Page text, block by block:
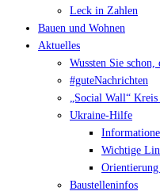
Leck in Zahlen
Bauen und Wohnen
Aktuelles
Wussten Sie schon,
#guteNachrichten
„Social Wall“
Ukraine-Hilfe
Wichtige
Baustelleninfos